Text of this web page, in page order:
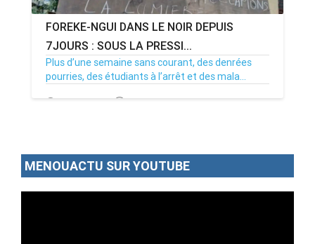
FOREKE-NGUI DANS LE NOIR DEPUIS
7JOURS : SOUS LA PRESSI...
Plus d’une semaine sans courant, des denrées
pourries, des étudiants à l’arrêt et des mala...
02/07/26 Par MenouActu 0
MENOUACTU SUR YOUTUBE